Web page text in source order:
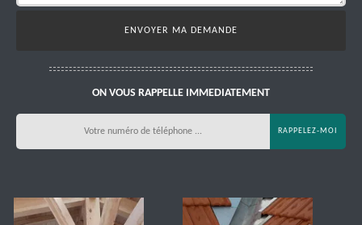
ON VOUS RAPPELLE IMMEDIATEMENT